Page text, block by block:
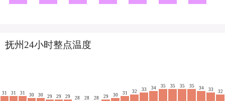
抚州24小时整点温度
31 31 31 30 30 29 29 29 28 28 28 29 30 31 32 33 34 35 35 35 35 34 33 32